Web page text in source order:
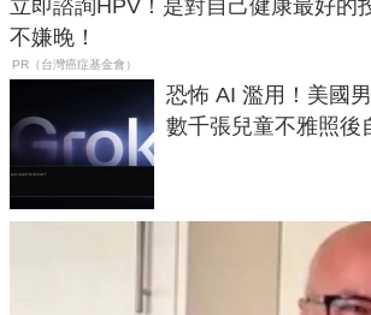
立即諮詢HPV！是對自己健康最好的
不嫌晚！
PR（台灣癌症基金會）
恐怖 AI 濫用！美國
數千張兒童不雅照後